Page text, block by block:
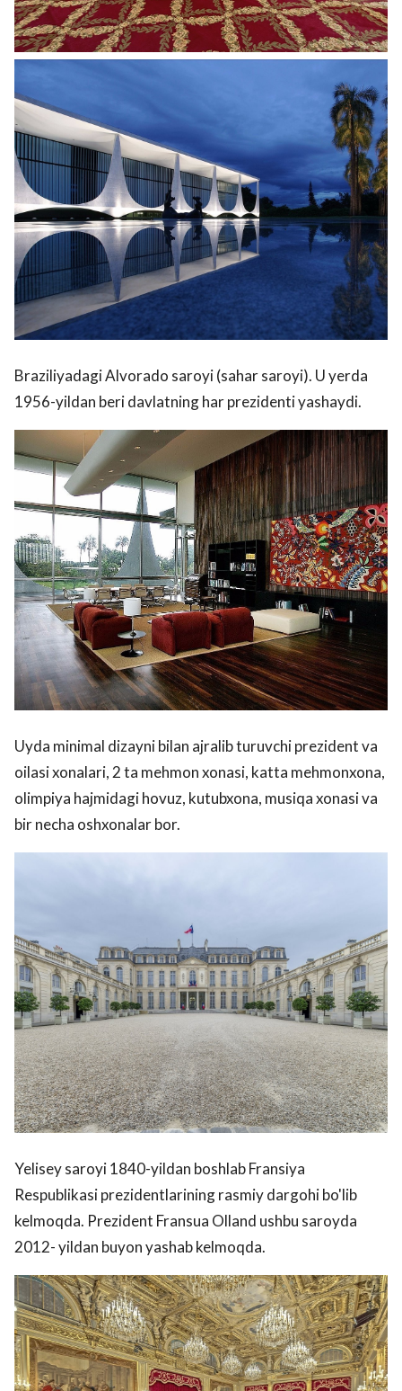
Braziliyadagi Alvorado saroyi (sahar saroyi). U yerda
1956-yildan beri davlatning har prezidenti yashaydi.
Uyda minimal dizayni bilan ajralib turuvchi prezident va
oilasi xonalari, 2 ta mehmon xonasi, katta mehmonxona,
olimpiya hajmidagi hovuz, kutubxona, musiqa xonasi va
bir necha oshxonalar bor.
Yelisey saroyi 1840-yildan boshlab Fransiya
Respublikasi prezidentlarining rasmiy dargohi bo'lib
kelmoqda. Prezident Fransua Olland ushbu saroyda
2012- yildan buyon yashab kelmoqda.